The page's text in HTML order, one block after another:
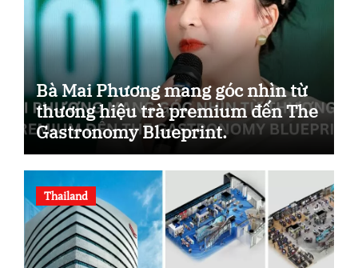
Bà Mai Phương mang góc nhìn từ
thương hiệu trà premium đến The
Gastronomy Blueprint.
Thailand